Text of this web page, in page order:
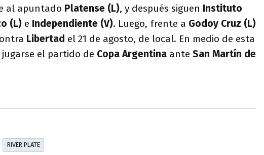
al apuntado Platense (L), y después siguen Instituto
(L) e Independiente (V). Luego, frente a Godoy Cruz (L)
Libertad el 21 de agosto, de local. En medio de esta
el partido de Copa Argentina ante San Martín de
RIVER PLATE